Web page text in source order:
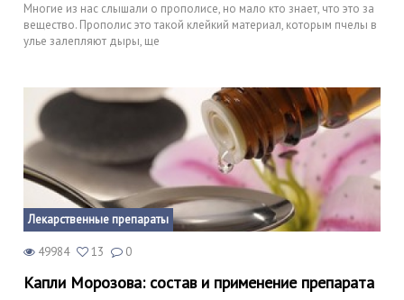
Многие из нас слышали о прополисе, но мало кто знает, что это за
вещество. Прополис это такой клейкий материал, которым пчелы в
улье залепляют дыры, ще
Лекарственные препараты
49984 13 0
Капли Морозова: состав и применение препарата